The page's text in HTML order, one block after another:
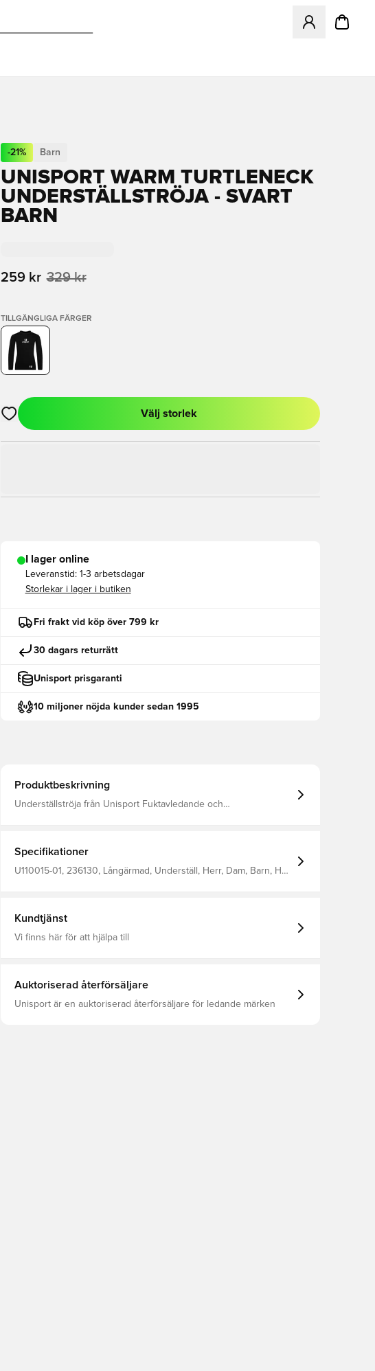
Öppnar en
-21% Barn
UNISPORT WARM TURTLENECK
UNDERSTÄLLSTRÖJA - SVART
BARN
259 kr 329 kr
TILLGÄNGLIGA FÄRGER
Öppnar en Modal för att logga in eller registrera dig som medlem
Välj storlek
I lager online
Leveranstid: 1-3 arbetsdagar
Storlekar i lager i butiken
Fri frakt vid köp över 799 kr
30 dagars returrätt
Unisport prisgaranti
10 miljoner nöjda kunder sedan 1995
Produktbeskrivning
Underställströja från Unisport Fuktavledande och
Specifikationer
U110015-01, 236130, Långärmad, Underställ, Herr, Dam, Barn, Håll
Kundtjänst
Vi finns här för att hjälpa till
Auktoriserad återförsäljare
Unisport är en auktoriserad återförsäljare för ledande märken